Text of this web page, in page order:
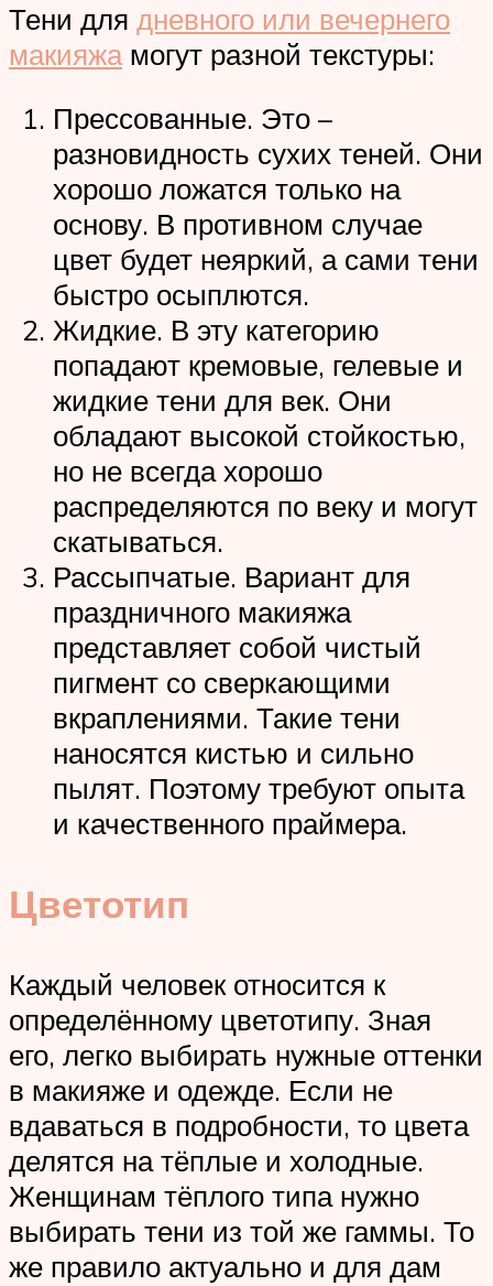
Тени для дневного или вечернего
макияжамогут разной текстуры:
Прессованные. Это –
разновидность сухих теней. Они
хорошо ложатся только на
основу. В противном случае
цвет будет неяркий, а сами тени
быстро осыплются.
Жидкие. В эту категорию
попадают кремовые, гелевые и
жидкие тени для век. Они
обладают высокой стойкостью,
но не всегда хорошо
распределяются по веку и могут
скатываться.
Рассыпчатые. Вариант для
праздничного макияжа
представляет собой чистый
пигмент со сверкающими
вкраплениями. Такие тени
наносятся кистью и сильно
пылят. Поэтому требуют опыта
и качественного праймера.
Цветотип
Каждый человек относится к
определённому цветотипу. Зная
его, легко выбирать нужные оттенки
в макияже и одежде. Если не
вдаваться в подробности, то цвета
делятся на тёплые и холодные.
Женщинам тёплого типа нужно
выбирать тени из той же гаммы. То
же правило актуально и для дам